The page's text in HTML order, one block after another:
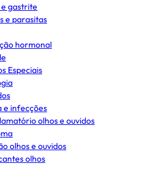
gastrite
e parasitas
hormonal
Especiais
e infecções
olhos e ouvidos
olhos e ouvidos
olhos